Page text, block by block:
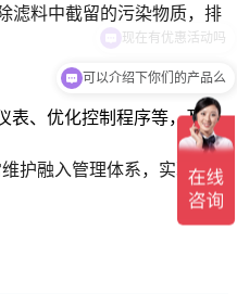
滤料中截留的污染物质， 排
表、优化控制程序等，及时
护融入管理体系，实现企业
可以介绍下你们的产品么